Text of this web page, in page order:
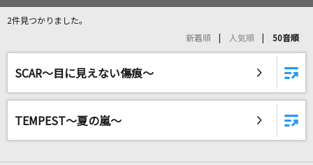
リアルタイムで歌われている曲の一覧
inside you
milet
2件見つかりました。
新着順 人気順 50音順
SCAR～目に見えない傷痕～
TEMPEST～夏の嵐～